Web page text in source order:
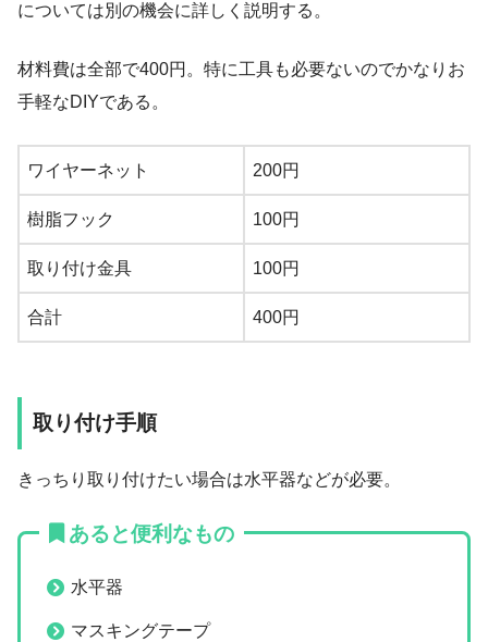
については別の機会に詳しく説明する。
材料費は全部で400円。特に工具も必要ないのでかなりお
手軽なDIYである。
ワイヤーネット 200円
樹脂フック 100円
取り付け金具 100円
合計 400円
取り付け手順
きっちり取り付けたい場合は水平器などが必要。
あると便利なもの
水平器
マスキングテープ